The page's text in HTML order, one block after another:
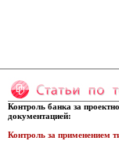
Контроль банка за
документацией:
Контроль за применением